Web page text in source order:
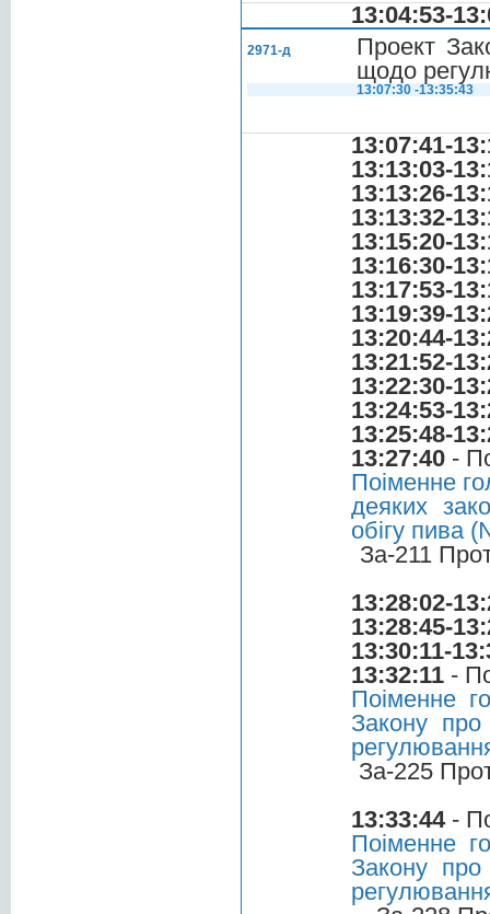
13:04:53-
2971-д
Проект
щодо
13:07:30 -13:35:43
13:07:41-
13:13:03-
13:13:26-
13:13:32-
13:15:20-
13:16:30-
13:17:53-
13:19:39-
13:20:44-
13:21:52-
13:22:30-
13:24:53-
13:25:48-
13:27:40 -
Поіменне
деяких
обігу пива
За-211
13:28:02-
13:28:45-
13:30:11-
13:32:11 -
Поіменне
Закону
За-225
13:33:44-
Поіменне
Закону